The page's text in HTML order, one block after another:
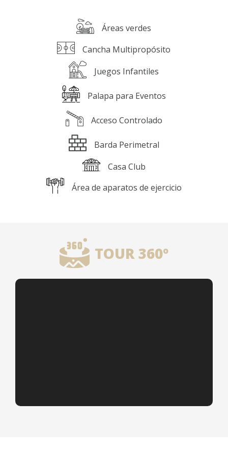
Áreas verdes
Cancha Multipropósito
Juegos Infantiles
Palapa para Eventos
Acceso Controlado
Barda Perimetral
Casa Club
Área de aparatos de ejercicio
TOUR 360º